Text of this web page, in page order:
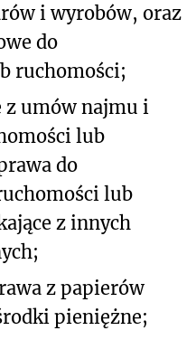
i wyrobów, oraz
do
ruchomości;
z umów najmu i
lub
do
lub
z innych
z papierów
pieniężne;